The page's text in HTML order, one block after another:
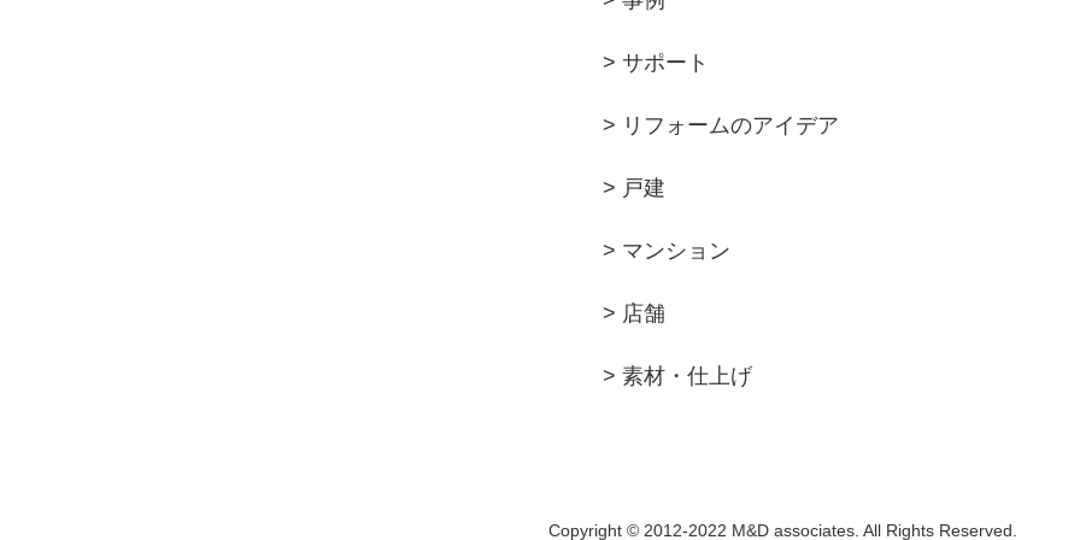
> サポート
> リフォームのアイデア
> 戸建
> マンション
> 店舗
> 素材・仕上げ
Copyright © 2012-2022 M&D associates. All Rights Reserved.